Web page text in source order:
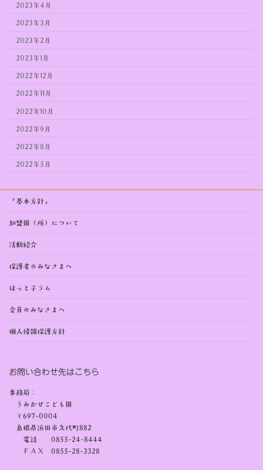
2023年4月
2023年3月
2023年2月
2023年1月
2022年12月
2022年11月
2022年10月
2022年9月
2022年8月
2022年5月
「基本方針」
加盟園（所）について
活動紹介
保護者のみなさまへ
ほっと子ラム
会員のみなさまへ
個人情報保護方針
お問い合わせ先はこちら
事務局：
うみかぜこども園
〒697-0004
島根県浜田市久代町882
電話 0855-24-8444
ＦＡＸ 0855-28-3328